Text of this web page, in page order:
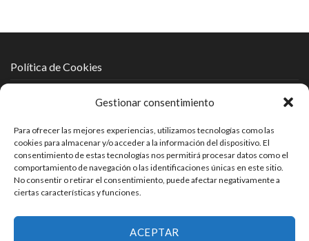
Gestionar consentimiento
Para ofrecer las mejores experiencias, utilizamos tecnologías como las
cookies para almacenar y/o acceder a la información del dispositivo. El
consentimiento de estas tecnologías nos permitirá procesar datos como el
comportamiento de navegación o las identificaciones únicas en este sitio.
No consentir o retirar el consentimiento, puede afectar negativamente a
ciertas características y funciones.
ACEPTAR
Política de Cookies
Aviso Legal